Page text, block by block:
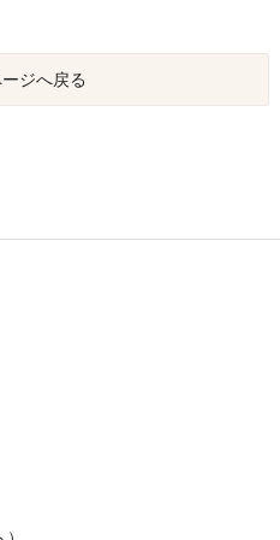
ージへ戻る